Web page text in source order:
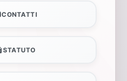
CONTATTI
STATUTO